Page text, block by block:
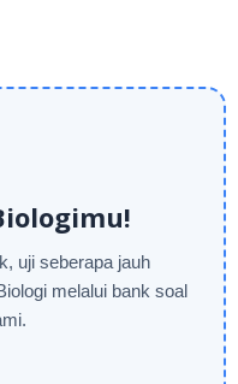
uji seberapa jauh
melalui bank soal